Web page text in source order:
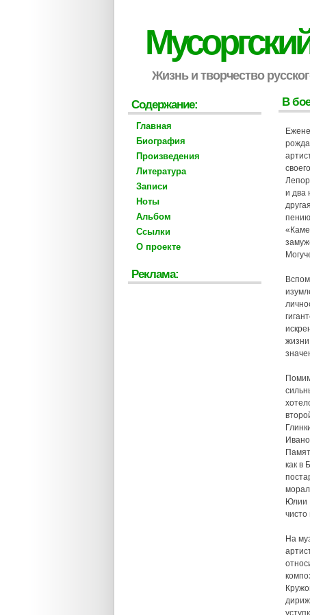
Жизнь и творчество
В
и два
жизни
как в
Юлии
чисто
На
Содержание:
Главная
Биография
Произведения
Литература
Записи
Ноты
Альбом
Ссылки
О проекте
Реклама: